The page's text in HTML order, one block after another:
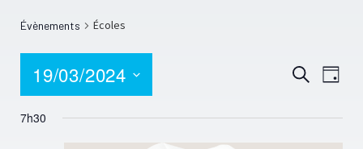
Évènements Écoles
et
Recherche
Jour
19/03/2024
Sélectionnez
une
7h30